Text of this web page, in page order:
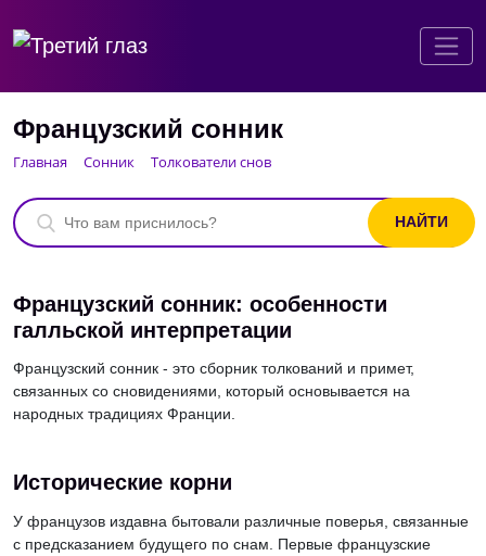
Французский сонник
Главная Сонник Толкователи снов
Французский сонник: особенности
галльской интерпретации
Французский сонник - это сборник толкований и примет,
связанных со сновидениями, который основывается на
народных традициях Франции.
Исторические корни
У французов издавна бытовали различные поверья, связанные
с предсказанием будущего по снам. Первые французские